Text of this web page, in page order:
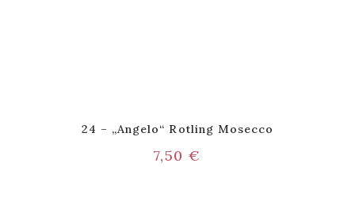
24 – „Angelo“ Rotling Mosecco
7,50 €